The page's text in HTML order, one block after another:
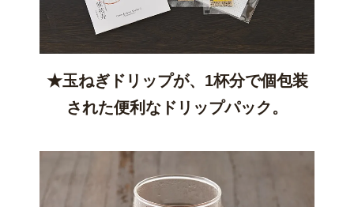
★玉ねぎドリップが、1杯分で個包装
された便利なドリップパック。